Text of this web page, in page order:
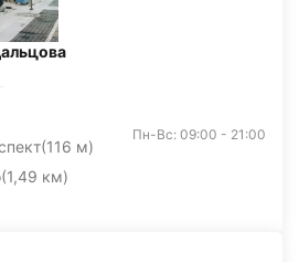
(116 м)
(1,49 км)
Пн-Вс: 09:00 - 21:00